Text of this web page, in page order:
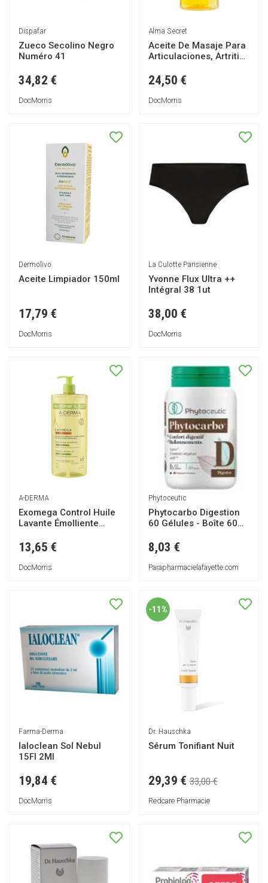
Dispafar
Zueco Secolino Negro
Numéro 41
34,82 €
DocMorris
Alma Secret
Aceite De Masaje Para
Articulaciones, Artritis
24,50 €
DocMorris
Dermolivo
Aceite Limpiador 150ml
17,79 €
DocMorris
La Culotte Parisienne
Yvonne Flux Ultra ++
Intégral 38 1ut
38,00 €
DocMorris
A-DERMA
Exomega Control Huile
Lavante Émolliente
13,65 €
DocMorris
Phytoceutic
Phytocarbo Digestion
60 Gélules - Boîte 60
8,03 €
Parapharmacielafayette.com
Farma-Derma
Ialoclean Sol Nebul
15Fl 2Ml
19,84 €
DocMorris
-11%
Dr. Hauschka
Sérum Tonifiant Nuit
29,39 € 33,00 €
Redcare Pharmacie